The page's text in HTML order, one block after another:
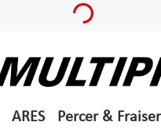
Loading...
ARES Percer & Fraiser